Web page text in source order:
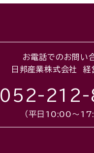
お電話でのお問い
日邦産業株式会社 経
052-212-
（平日10:00〜